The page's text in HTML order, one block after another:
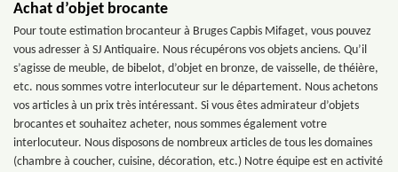
Achat d’objet brocante
Pour toute estimation brocanteur à Bruges Capbis Mifaget, vous pouvez
vous adresser à SJ Antiquaire. Nous récupérons vos objets anciens. Qu’il
s’agisse de meuble, de bibelot, d’objet en bronze, de vaisselle, de théière,
etc. nous sommes votre interlocuteur sur le département. Nous achetons
vos articles à un prix très intéressant. Si vous êtes admirateur d’objets
brocantes et souhaitez acheter, nous sommes également votre
interlocuteur. Nous disposons de nombreux articles de tous les domaines
(chambre à coucher, cuisine, décoration, etc.) Notre équipe est en activité